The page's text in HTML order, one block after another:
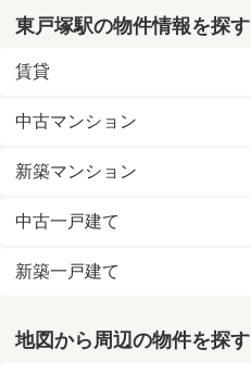
東戸塚駅の物件情報を探す
賃貸
中古マンション
新築マンション
中古一戸建て
新築一戸建て
地図から周辺の物件を探す